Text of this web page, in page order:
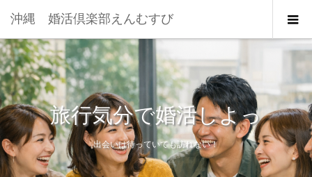
沖縄 婚活倶楽部えんむすび
旅行気分で婚活しよっ
出会いは待っていても訪れない！